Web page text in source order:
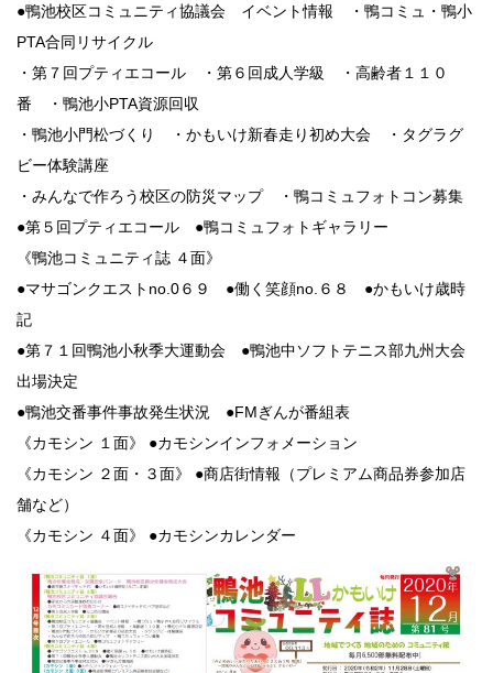
●鴨池校区コミュニティ協議会 イベント情報 ・鴨コミュ・鴨小
PTA合同リサイクル
・第７回プティエコール ・第６回成人学級 ・高齢者１１０
番 ・鴨池小PTA資源回収
・鴨池小門松づくり ・かもいけ新春走り初め大会 ・タグラグ
ビー体験講座
・みんなで作ろう校区の防災マップ ・鴨コミュフォトコン募集
●第５回プティエコール ●鴨コミュフォトギャラリー
《鴨池コミュニティ誌 ４面》
●マサゴンクエストno.0６９ ●働く笑顔no.６８ ●かもいけ歳時
記
●第７１回鴨池小秋季大運動会 ●鴨池中ソフトテニス部九州大会
出場決定
●鴨池交番事件事故発生状況 ●FMぎんが番組表
《カモシン １面》 ●カモシンインフォメーション
《カモシン ２面・３面》 ●商店街情報（プレミアム商品券参加店
舗など）
《カモシン ４面》 ●カモシンカレンダー